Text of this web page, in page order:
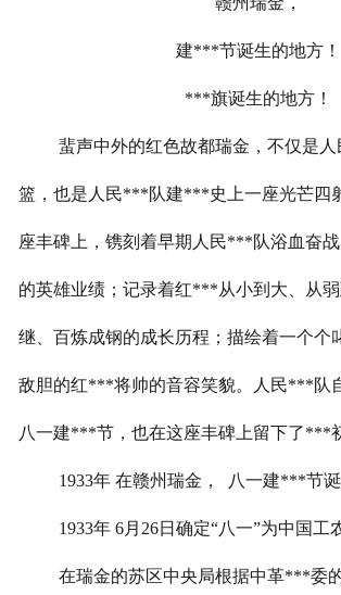
建***节诞生的地方！
***旗诞生的地方！
蜚声中外的红色故都瑞金，不仅是
篮，也是人民***队建***史上一座光芒四
座丰碑上，镌刻着早期人民***队浴血
的英雄业绩；记录着红***从小到大、从
继、百炼成钢的成长历程；描绘着一个个
敌胆的红***将帅的音容笑貌。人民***队
八一建***节，也在这座丰碑上留下了***
1933年 在赣州瑞金， 八一建***节诞
1933年 6月 26日 确定“八一”为中国工
在瑞金的苏区中央局根据中革***委